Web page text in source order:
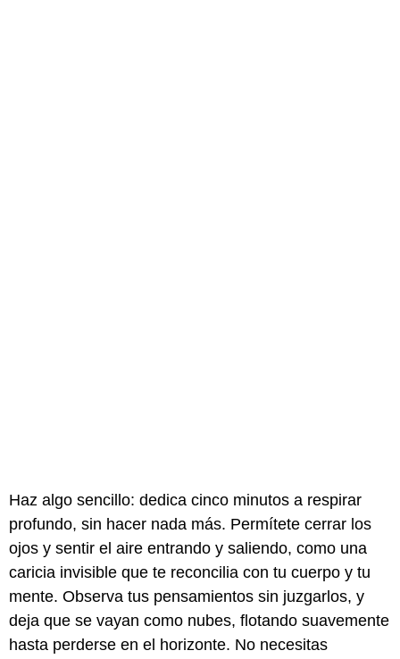
Haz algo sencillo: dedica cinco minutos a respirar
profundo, sin hacer nada más. Permítete cerrar los
ojos y sentir el aire entrando y saliendo, como una
caricia invisible que te reconcilia con tu cuerpo y tu
mente. Observa tus pensamientos sin juzgarlos, y
deja que se vayan como nubes, flotando suavemente
hasta perderse en el horizonte. No necesitas